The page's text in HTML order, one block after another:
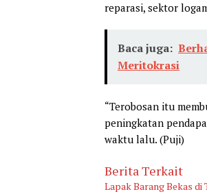
reparasi, sektor
Baca juga:
Meritokrasi
“Terobosan itu
peningkatan
waktu lalu. (Puji)
Berita Terkait
Lapak Barang Bekas di